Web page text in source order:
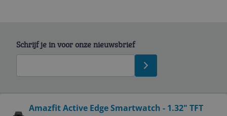
Amazfit Active Edge Smartwatch - 1.32" TFT
Schrijf je in voor onze nieuwsbrief